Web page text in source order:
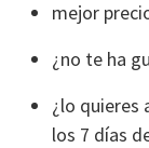
mejor
¿no te ha
¿lo quieres
los 7 días